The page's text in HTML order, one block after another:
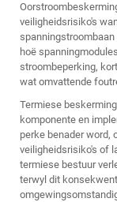
veiligheidsrisiko's
hoë
stroombeperking,
wat omvattende
Termiese
komponente en
perke benader word,
veiligheidsrisiko's of
termiese bestuur
terwyl dit